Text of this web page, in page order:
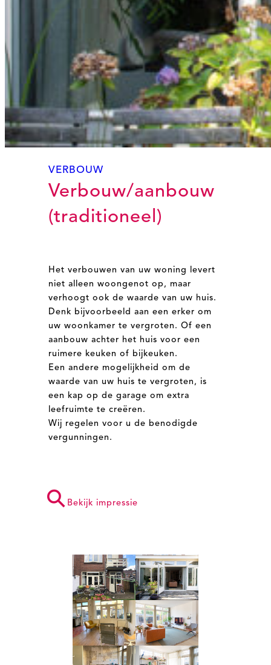
VERBOUW
Verbouw/aanbouw
(traditioneel)
Het verbouwen van uw woning levert
niet alleen woongenot op, maar
verhoogt ook de waarde van uw huis.
Denk bijvoorbeeld aan een erker om
uw woonkamer te vergroten. Of een
aanbouw achter het huis voor een
ruimere keuken of bijkeuken.
Een andere mogelijkheid om de
waarde van uw huis te vergroten, is
een kap op de garage om extra
leefruimte te creëren.
Wij regelen voor u de benodigde
vergunningen.
⚲Bekijk impressie